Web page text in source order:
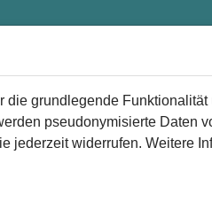
grundlegende Funktionalität
pseudonymisierte Daten
jederzeit widerrufen. Weitere